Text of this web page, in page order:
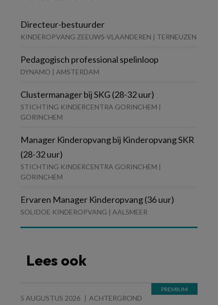
Directeur-bestuurder
KINDEROPVANG ZEEUWS-VLAANDEREN | TERNEUZEN
Pedagogisch professional spelinloop
DYNAMO | AMSTERDAM
Clustermanager bij SKG (28-32 uur)
STICHTING KINDERCENTRA GORINCHEM |
GORINCHEM
Manager Kinderopvang bij Kinderopvang SKR
(28-32 uur)
STICHTING KINDERCENTRA GORINCHEM |
GORINCHEM
Ervaren Manager Kinderopvang (36 uur)
SOLIDOE KINDEROPVANG | AALSMEER
Lees ook
5 AUGUSTUS 2026 ACHTERGROND